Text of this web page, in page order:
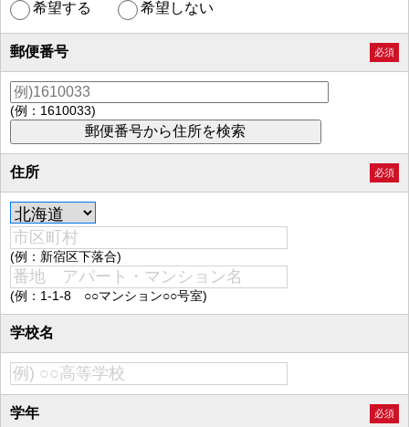
希望する 希望しない
郵便番号 必須
(例：1610033)
住所 必須
(例：新宿区下落合)
(例：1-1-8 ○○マンション○○号室)
学校名
学年 必須